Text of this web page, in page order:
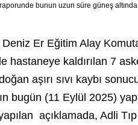
bunun uzun süre güneş
Er Eğitim Alay
hastaneye kaldırılan 7
aşırı sıvı kaybı
bugün (11 Eylül 2025)
açıklamada, Adli